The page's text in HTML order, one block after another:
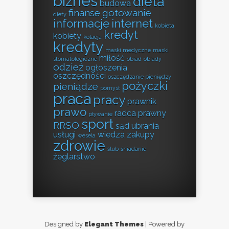
budowa
diety finanse gotowanie
informacje internet kobieta
kobiety kolacja kredyt
kredyty maski medyczne maski
stomatologiczne miłość obiad obiady
odzież ogłoszenia
oszczędności oszczędzanie pieniędzy
pieniądze pomysł pożyczki
praca pracy prawnik
prawo pływanie radca prawny
RRSO sport sąd ubrania
usługi wesela wiedza zakupy
zdrowie ślub śniadanie
żeglarstwo
Designed by Elegant Themes | Powered by